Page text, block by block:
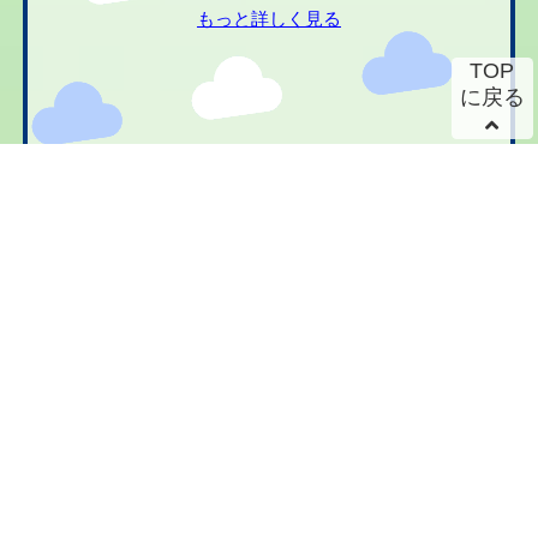
もっと詳しく見る
TOP
に戻る